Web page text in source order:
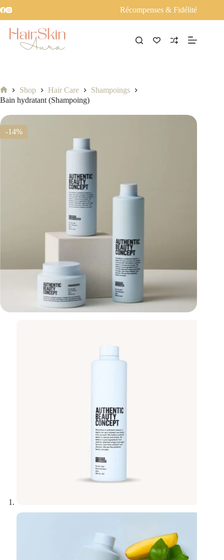
Récompenses & Fidélité
Accueil
Shop Hair Care
Shampoings
Bain hydratant (Shampoing)
-14%